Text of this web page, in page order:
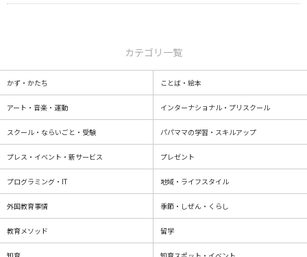
カテゴリ一覧
かず・かたち ことば・絵本
アート・音楽・運動 インターナショナル・プリスクール
スクール・ならいごと・受験 パパママの学習・スキルアップ
プレス・イベント・新サービス プレゼント
プログラミング・IT 地域・ライフスタイル
外国教育事情 季節・しぜん・くらし
教育メソッド 留学